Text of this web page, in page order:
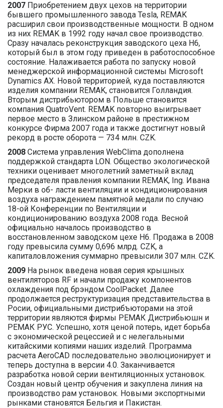
2007 Приобретением двух цехов на территории
бывшего промышленного завода Teslа, REMAK
расширил свои производственные мощности. В одном
из них REMAK в 1992 году начал свое производство.
Сразу началась реконструкция заводского цеха H6,
который был в этом году приведен в работоспособное
состояние. Налаживается работа по запуску новой
менеджерской информационной системы Microsoft
Dynamics AX. Новой территорией, куда поставляются
изделия компании REMAK, становится Голландия.
Вторым дистрибьютором в Польше становится
компания QuatroVent. REMAK повторно выигрывает
первое место в Злинском районе в престижном
конкурсе Фирма 2007 года и также достигнут новый
рекорд в росте оборота — 734 млн. CZK.
2008 Система управления WebClima дополнена
поддержкой стандарта LON. Общество экологической
техники оценивает многолетний заметный вклад
председателя правления компании REMAK, Ing. Ивана
Мерки в об- ласти вентиляции и кондиционирования
воздуха награждением памятной медали по случаю
18-ой Конференции по Вентиляции и
кондиционированию воздуха 2008 года. Весной
официально началось производство в
восстановленном заводском цехе H6. Продажа в 2008
году превысила сумму 0,696 млрд. CZK, а
капиталовложения суммарно превысили 307 млн. CZK.
2009 На рынок введена новая серия крышных
вентиляторов RF и начали продажу компонентов
охлаждения под брэндом CoolPacket. Далее
продолжается реструктуризация представительства в
Росии, официальными дистрибъюторами на этой
территории являются фирмы РЕМАК Дистрибьюшн и
РЕМАК РУС. Успешно, хотя ценой потерь, идет борьба
с экономической рецессией и с нелегальными
китайскими копиями наших изделий. Программа
расчета AeroCAD последовательно эволюционирует и
теперь доступна в версии 4.0. Заканчивается
разработка новой серии вентиляционных установок.
Создан новый центр обучения и закуплена линия на
производство рам установок. Новыми экспортными
рынками становятся Бельгия и Пакистан.